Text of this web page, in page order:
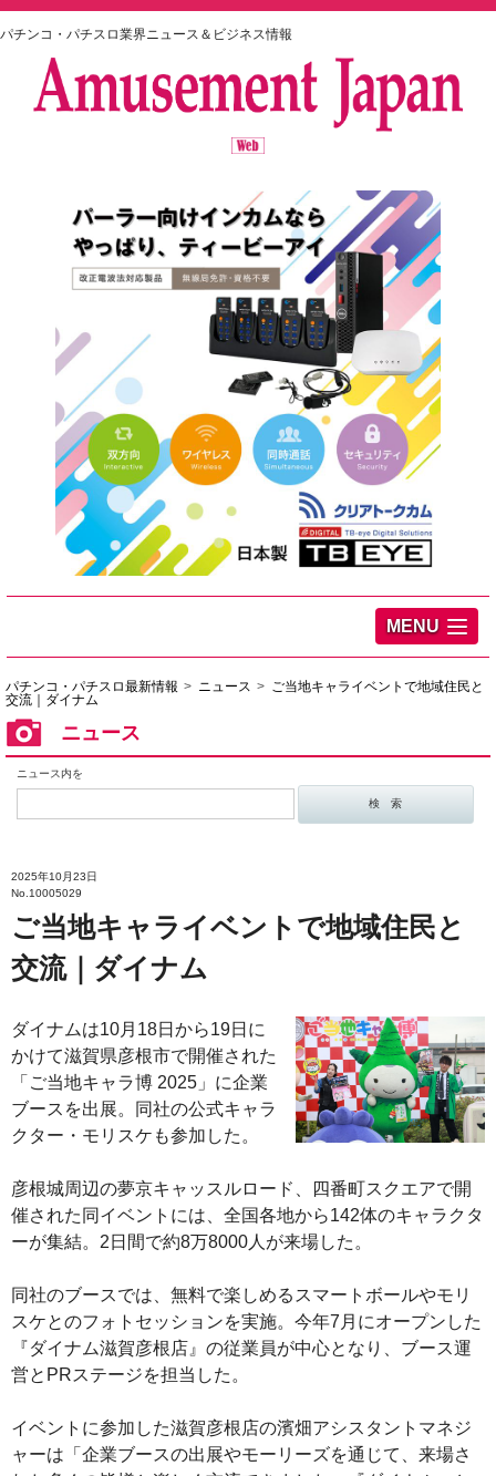
パチンコ・パチスロ業界ニュース＆ビジネス情報
MENU
パチンコ・パチスロ最新情報 ニュース
ご当地キャライベントで地域住民と
交流｜ダイナム
ニュース
ニュース内を
2025年10月23日
No.10005029
ご当地キャライベントで地域住民と
交流｜ダイナム
ダイナムは10月18日から19日に
かけて滋賀県彦根市で開催された
「ご当地キャラ博 2025」に企業
ブースを出展。同社の公式キャラ
クター・モリスケも参加した。
彦根城周辺の夢京キャッスルロード、四番町スクエアで開
催された同イベントには、全国各地から142体のキャラクタ
ーが集結。2日間で約8万8000人が来場した。
同社のブースでは、無料で楽しめるスマートボールやモリ
スケとのフォトセッションを実施。今年7月にオープンした
『ダイナム滋賀彦根店』の従業員が中心となり、ブース運
営とPRステージを担当した。
イベントに参加した滋賀彦根店の濱畑アシスタントマネジ
ャーは「企業ブースの出展やモーリーズを通じて、来場さ